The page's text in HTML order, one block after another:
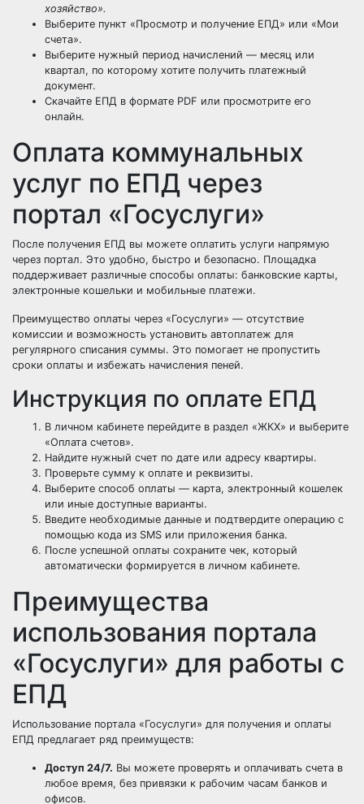
хозяйство».
Выберите пункт «Просмотр и получение ЕПД» или «Мои
счета».
Выберите нужный период начислений — месяц или
квартал, по которому хотите получить платежный
документ.
Скачайте ЕПД в формате PDF или просмотрите его
онлайн.
Оплата коммунальных
услуг по ЕПД через
портал «Госуслуги»
После получения ЕПД вы можете оплатить услуги напрямую
через портал. Это удобно, быстро и безопасно. Площадка
поддерживает различные способы оплаты: банковские карты,
электронные кошельки и мобильные платежи.
Преимущество оплаты через «Госуслуги» — отсутствие
комиссии и возможность установить автоплатеж для
регулярного списания суммы. Это помогает не пропустить
сроки оплаты и избежать начисления пеней.
Инструкция по оплате ЕПД
В личном кабинете перейдите в раздел «ЖКХ» и выберите
«Оплата счетов».
Найдите нужный счет по дате или адресу квартиры.
Проверьте сумму к оплате и реквизиты.
Выберите способ оплаты — карта, электронный кошелек
или иные доступные варианты.
Введите необходимые данные и подтвердите операцию с
помощью кода из SMS или приложения банка.
После успешной оплаты сохраните чек, который
автоматически формируется в личном кабинете.
Преимущества
использования портала
«Госуслуги» для работы с
ЕПД
Использование портала «Госуслуги» для получения и оплаты
ЕПД предлагает ряд преимуществ:
Доступ 24/7. Вы можете проверять и оплачивать счета в
любое время, без привязки к рабочим часам банков и
офисов.